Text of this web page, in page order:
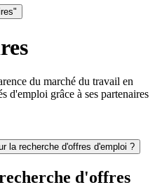
du marché du travail en
d'emploi grâce à ses partenaires
la recherche d'offres d'emploi ?
d'offres